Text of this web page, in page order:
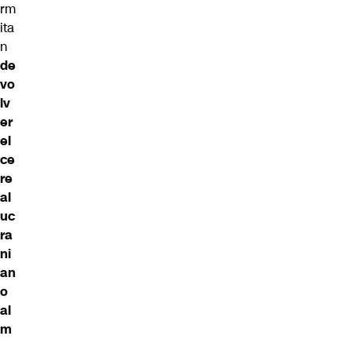
rm
ita
n
de
vo
lv
er
el
ce
re
al
uc
ra
ni
an
o
al
m